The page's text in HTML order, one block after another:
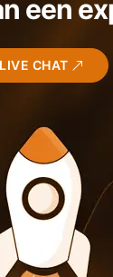
een
LIVE CHAT